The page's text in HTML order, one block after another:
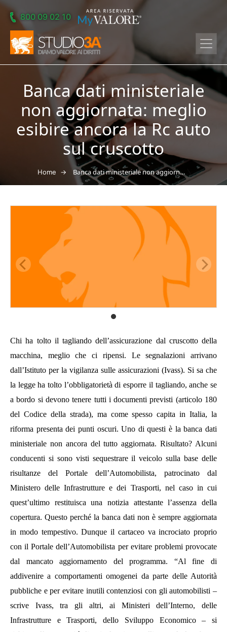
Skip to main content
800 09 02 10
Banca dati ministeriale
non aggiornata: meglio
esibire ancora la Rc auto
sul cruscotto
Home → Banca dati ministeriale non aggiornata: meglio esibire ancora la Rc auto sul cruscotto
Chi ha tolto il tagliando dell’assicurazione dal cruscotto della
macchina, meglio che ci ripensi. Le segnalazioni arrivano
dall’Istituto per la vigilanza sulle assicurazioni (Ivass). Si sa che
la legge ha tolto l’obbligatorietà di esporre il tagliando, anche se
a bordo si devono tenere tutti i documenti previsti (articolo 180
del Codice della strada), ma come spesso capita in Italia, la
riforma presenta dei punti oscuri. Uno di questi è la banca dati
ministeriale non ancora del tutto aggiornata. Risultato? Alcuni
conducenti si sono visti sequestrare il veicolo sulla base delle
risultanze del Portale dell’Automobilista, patrocinato dal
Ministero delle Infrastrutture e dei Trasporti, nel caso in cui
quest’ultimo restituisca una notizia attestante l’assenza della
copertura. Questo perché la banca dati non è sempre aggiornata
in modo tempestivo. Dunque il cartaceo va incrociato proprio
con il Portale dell’Automobilista per evitare problemi provocate
dal mancato aggiornamento del programma. “Al fine di
addivenire a comportamenti omogenei da parte delle Autorità
pubbliche e per evitare inutili contenziosi con gli automobilisti –
scrive Ivass, tra gli altri, ai Ministeri dell’Interno, delle
Infrastrutture e Trasporti, dello Sviluppo Economico – si